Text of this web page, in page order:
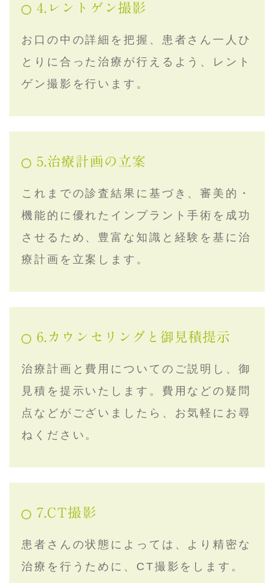
4.レントゲン撮影
お口の中の詳細を把握、患者さん一人ひ
とりに合った治療が行えるよう、レント
ゲン撮影を行います。
5.治療計画の立案
これまでの診査結果に基づき、審美的・
機能的に優れたインプラント手術を成功
させるため、豊富な知識と経験を基に治
療計画を立案します。
6.カウンセリングと御見積提示
治療計画と費用についてのご説明し、御
見積を提示いたします。費用などの疑問
点などがございましたら、お気軽にお尋
ねください。
7.CT撮影
患者さんの状態によっては、より精密な
治療を行うために、CT撮影をします。